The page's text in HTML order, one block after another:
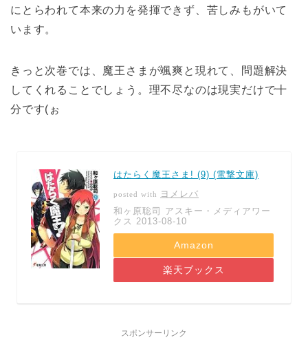
にとらわれて本来の力を発揮できず、苦しみもがいて
います。
きっと次巻では、魔王さまが颯爽と現れて、問題解決
してくれることでしょう。理不尽なのは現実だけで十
分です(ぉ
はたらく魔王さま! (9) (電撃文庫)
posted with
ヨメレバ
和ヶ原聡司 アスキー・メディアワー
クス 2013-08-10
Amazon
楽天ブックス
スポンサーリンク